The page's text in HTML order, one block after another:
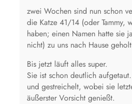
zwei Wochen sind nun schon
die Katze 41/14 (oder Tammy,
haben; einen Namen hatte sie
nicht) zu uns nach Hause
Bis jetzt läuft alles super.
Sie ist schon deutlich
und gestreichelt, wobei sie
äußerster Vorsicht genießt.